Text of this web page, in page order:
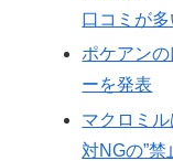
口コミが多
ポケアン
ーを発表
マクロミ
対NGの”禁